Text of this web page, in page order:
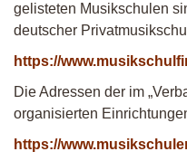
gelisteten Musikschulen
deutscher
https://
Die Adressen der im
organisierten
https://